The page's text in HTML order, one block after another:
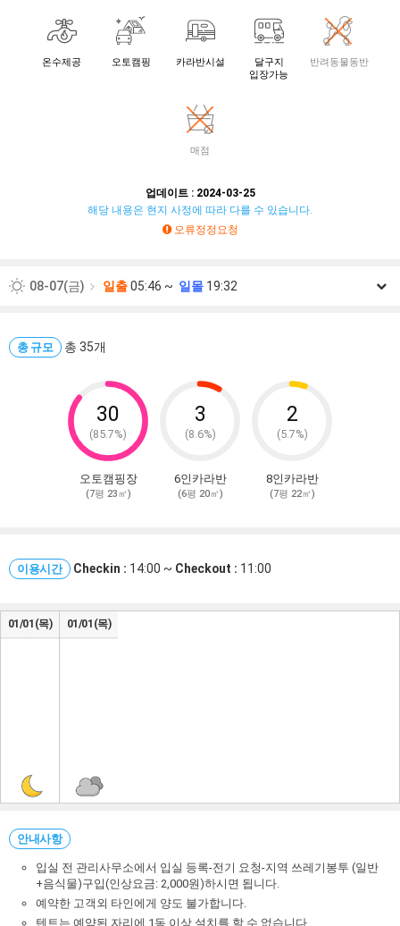
온수제공 오토캠핑 카라반시설
달구지
입장가능
반려동물동반
매점
업데이트 : 2024-03-25
해당 내용은 현지 사정에 따라 다를 수 있습니다.
오류정정요청
08-07(금) 일출05:46 ~ 일몰 19:32
08-09(일) 일출
일출 일몰19:29
08-11(화) 일출 05:49 ~ 일몰19:28
08-12(수) 일출 05:50 ~ 일몰19:27
총 규모 총 35개
30
(85.7%)
오토캠핑장
(7평 23㎡)
3
(8.6%)
6인카라반
(6평 20㎡)
2
(5.7%)
8인카라반
(7평 22㎡)
이용시간 Checkin : 14:00 ~ Checkout : 11:00
01/01(목) 01/01(목)
안내사항
입실 전 관리사무소에서 입실 등록-전기 요청-지역 쓰레기봉투 (일반
+음식물)구입(인상요금: 2,000원)하시면 됩니다.
예약한 고객외 타인에게 양도 불가합니다.
텐트는 예약된 자리에 1동 이상 설치를 할 수 없습니다.​